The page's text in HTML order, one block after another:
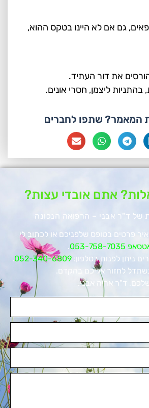
גם אם לא היינו בטקס ההוא,
את דור העתיד.
ליצמן, חסרי אונים.
המאמר? שתפו לחברים
אתם אובדי עצות?
של ד"ר אבני – הרפואה הנכונה
פרטים בטופס שלפניכם או לכתוב לי
053-758-7035
.
ניתן לפנות בטלפון:052-340-6809
.
לחזור אליכם בהקדם.
ד"ר אריה אבני.